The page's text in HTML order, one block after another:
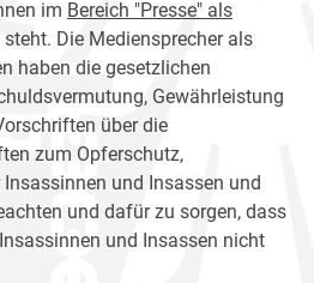
im Bereich "Presse" als
Die Mediensprecher als
haben die gesetzlichen
Gewährleistung
über die
zum Opferschutz,
und Insassen und
und dafür zu sorgen, dass
und Insassen nicht